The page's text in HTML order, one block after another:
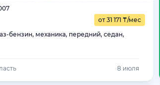
от 31 171 ₸/мес
бензин, механика, передний, седан,
8 июля